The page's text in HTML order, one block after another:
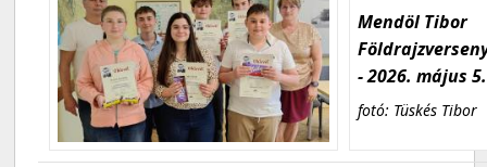
Mendöl Tibor
- 2026. május 5.
fotó: Tüskés Tibor